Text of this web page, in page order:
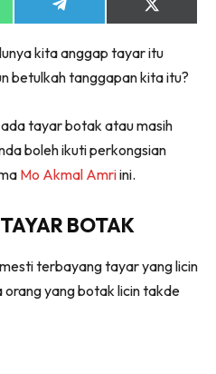
Share
on
Share
on
(Twitter)
kita anggap tayar itu
betulkah tanggapan kita itu?
tayar botak atau masih
boleh ikuti perkongsian
Mo Akmal Amriini.
BOTAK
terbayang tayar yang licin
yang botak licin takde